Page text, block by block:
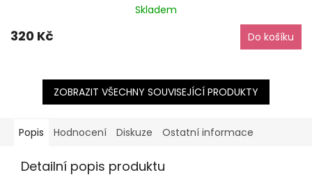
hodnocení
5
hvězdiček.
Skladem
320 Kč Do košíku
ZOBRAZIT VŠECHNY SOUVISEJÍCÍ PRODUKTY
Popis Hodnocení Diskuze Ostatní informace
Detailní popis produktu